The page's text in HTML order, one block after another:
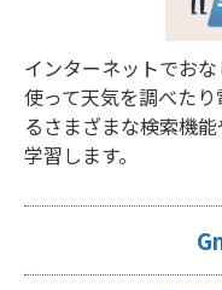
インターネットでお
使って天気を調べた
るさまざまな検索機
学習します。